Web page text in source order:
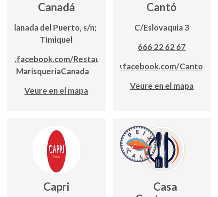
Canadá
Explanada del Puerto, s/n; Edf.
Timiquel
Restaurante-
MarisqueriaCanada
Veure en el mapa
Cantó
C/Eslovaquia 3
666 22 62 67
https://www.facebook.com/
Veure en el mapa
Capri
Casa